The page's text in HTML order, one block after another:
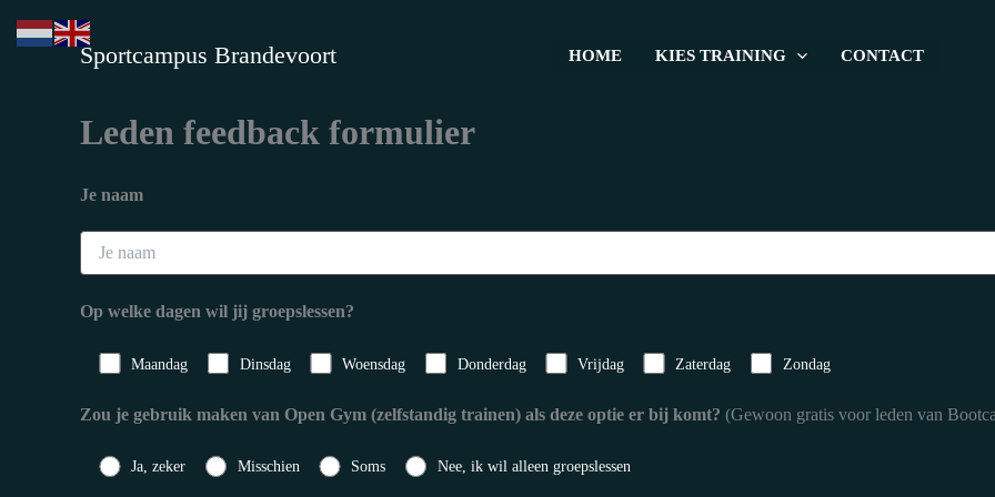
naar
Sportcampus Brandevoort HOME KIES TRAINING CONTACT
Leden feedback formulier
Je naam
Op welke dagen wil jij groepslessen?
Maandag Dinsdag Woensdag Donderdag Vrijdag Zaterdag Zondag
Zou je gebruik maken van Open Gym (zelfstandig trainen) als deze optie er bij komt? (Gewoon gratis voor leden van
Ja, zeker Misschien Soms Nee, ik wil alleen groepslessen